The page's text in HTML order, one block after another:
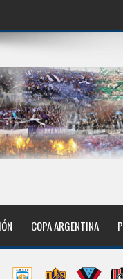
COPA ARGENTINA